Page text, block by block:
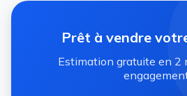
Prêt à vendre
Estimation gratuite en 2